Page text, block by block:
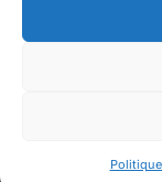
Tous droits